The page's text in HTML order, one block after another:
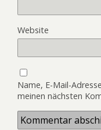
Website
Name, E-Mail-
meinen nächsten